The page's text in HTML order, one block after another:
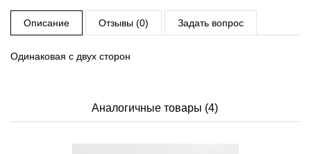
Описание Отзывы (0) Задать вопрос
Одинаковая с двух сторон
Аналогичные товары (4)